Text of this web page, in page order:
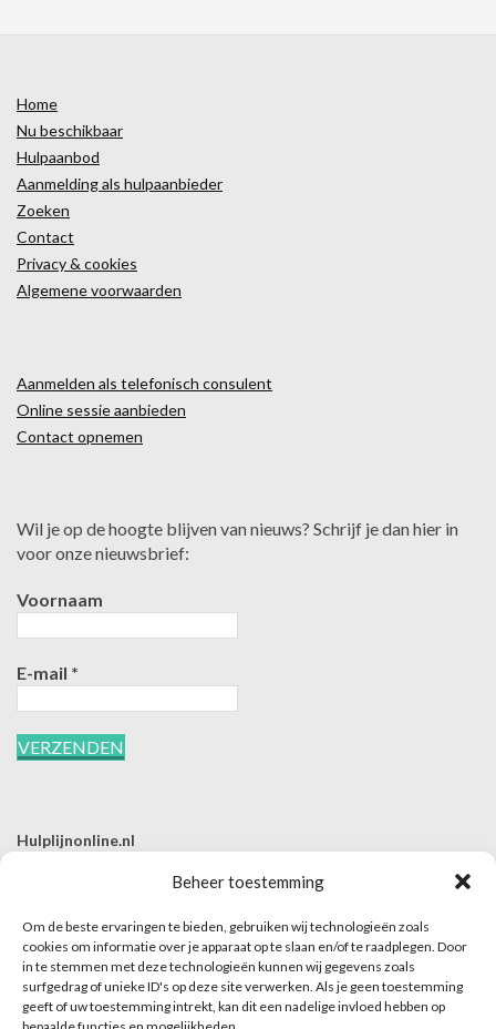
Beheer toestemming
Om de beste ervaringen te bieden, gebruiken wij technologieën zoals
cookies om informatie over je apparaat op te slaan en/of te raadplegen. Door
in te stemmen met deze technologieën kunnen wij gegevens zoals
surfgedrag of unieke ID's op deze site verwerken. Als je geen toestemming
geeft of uw toestemming intrekt, kan dit een nadelige invloed hebben op
Home
Nu beschikbaar
Hulpaanbod
Aanmelding als hulpaanbieder
Zoeken
Contact
Privacy & cookies
Algemene voorwaarden
Aanmelden als telefonisch consulent
Online sessie aanbieden
Contact opnemen
Wil je op de hoogte blijven van nieuws? Schrijf je dan hier in
voor onze nieuwsbrief:
Voornaam
E-mail *
Hulplijnonline.nl
E | info@hulplijnonline.nl
Contactformulier
Over Hulplijnonline.nl
Het team van Hulplijnonline.nl